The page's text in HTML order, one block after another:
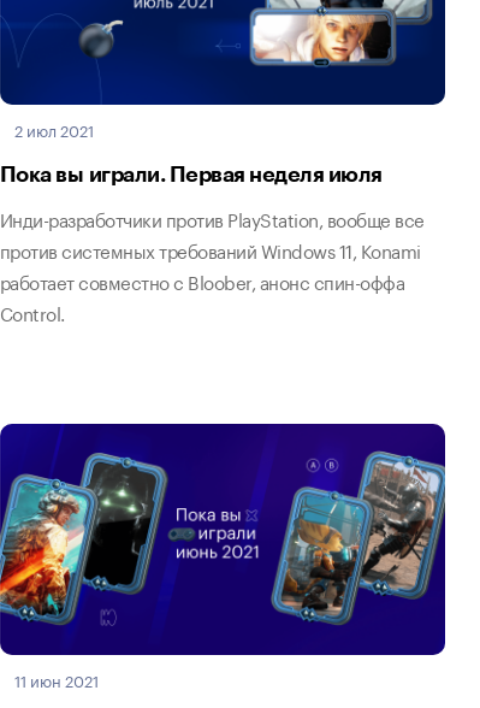
2 июл 2021
Пока вы играли. Первая неделя июля
Инди-разработчики против PlayStation, вообще все
против системных требований Windows 11, Konami
работает совместно с Bloober, анонс спин-оффа
Control.
11 июн 2021